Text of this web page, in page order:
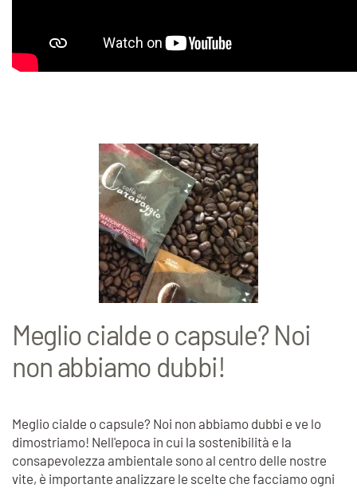
Meglio cialde o capsule? Noi
non abbiamo dubbi!
Meglio cialde o capsule? Noi non abbiamo dubbi e ve lo
dimostriamo! Nell'epoca in cui la sostenibilità e la
consapevolezza ambientale sono al centro delle nostre
vite, è importante analizzare le scelte che facciamo ogni